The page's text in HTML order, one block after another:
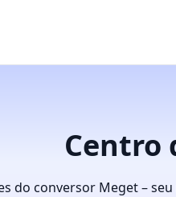
Centro
do conversor Meget –